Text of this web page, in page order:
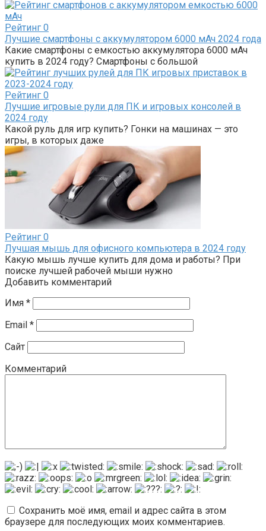
Рейтинг 0
Лучшие смартфоны с аккумулятором 6000 мАч 2024 года
Какие смартфоны с емкостью аккумулятора 6000 мАч
купить в 2024 году? Смартфоны с большой
Рейтинг 0
Лучшие игровые рули для ПК и игровых консолей в
2024 году
Какой руль для игр купить? Гонки на машинах — это
игры, в которых даже
Рейтинг 0
Лучшая мышь для офисного компьютера в 2024 году
Какую мышь лучше купить для дома и работы? При
поиске лучшей рабочей мыши нужно
Добавить комментарий
Имя *
Email *
Сайт
Комментарий
Сохранить моё имя, email и адрес сайта в этом
браузере для последующих моих комментариев.